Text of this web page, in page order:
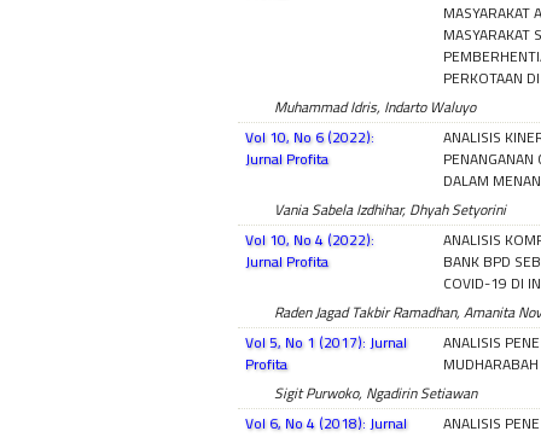
MASYARAKAT
MASYARAKAT
PERKOTAAN
Muhammad Idris, Indarto Waluyo
Vol 10, No 6 (2022):
Jurnal Profita
ANALISIS
DALAM
Vania Sabela Izdhihar, Dhyah Setyorini
Vol 10, No 4 (2022):
Jurnal Profita
ANALISIS
BANK BPD
COVID-19 DI
Raden Jagad Takbir Ramadhan, Amanita
Vol 5, No 1 (2017): Jurnal
Profita
ANALISIS
Sigit Purwoko, Ngadirin Setiawan
Vol 6, No 4 (2018): Jurnal
ANALISIS